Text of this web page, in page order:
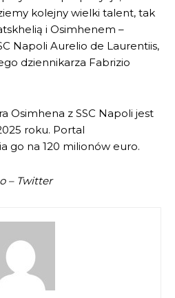
kolejny wielki talent, tak
i Osimhenem –
Napoli Aurelio de Laurentiis,
dziennikarza Fabrizio
Osimhena z SSC Napoli jest
roku. Portal
go na 120 milionów euro.
– Twitter